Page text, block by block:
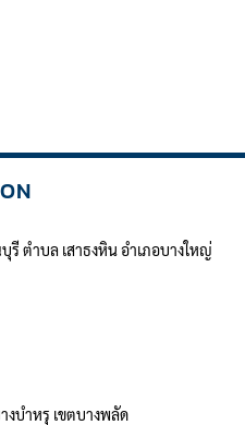
ตำบล เสาธงหิน อำเภอบางใหญ่
งบำหรุ เขตบางพลัด